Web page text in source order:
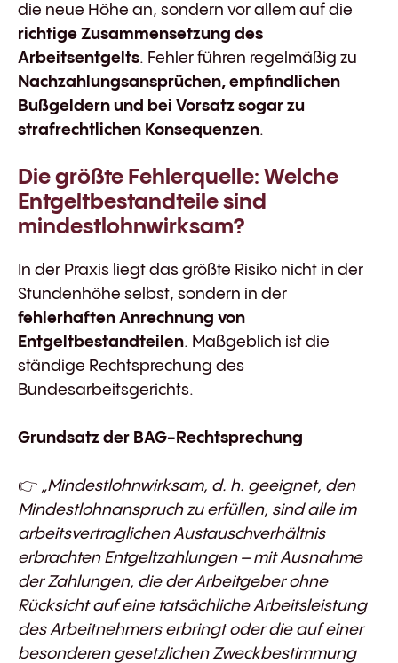
die neue Höhe an, sondern vor allem auf die
richtige Zusammensetzung des
Arbeitsentgelts. Fehler führen regelmäßig zu
Nachzahlungsansprüchen, empfindlichen
Bußgeldern und bei Vorsatz sogar zu
strafrechtlichen Konsequenzen.
Die größte Fehlerquelle: Welche
Entgeltbestandteile sind
mindestlohnwirksam?
In der Praxis liegt das größte Risiko nicht in der
Stundenhöhe selbst, sondern in der
fehlerhaften Anrechnung von
Entgeltbestandteilen. Maßgeblich ist die
ständige Rechtsprechung des
Bundesarbeitsgerichts.
Grundsatz der BAG-Rechtsprechung
👉 „Mindestlohnwirksam, d. h. geeignet, den
Mindestlohnanspruch zu erfüllen, sind alle im
arbeitsvertraglichen Austauschverhältnis
erbrachten Entgeltzahlungen – mit Ausnahme
der Zahlungen, die der Arbeitgeber ohne
Rücksicht auf eine tatsächliche Arbeitsleistung
des Arbeitnehmers erbringt oder die auf einer
besonderen gesetzlichen Zweckbestimmung